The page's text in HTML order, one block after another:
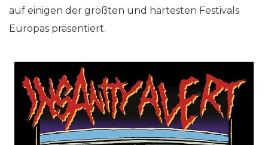
auf einigen der größten und härtesten Festivals
Europas präsentiert.